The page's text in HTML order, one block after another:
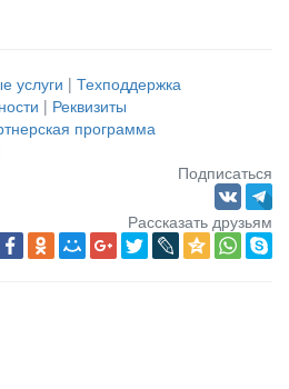
услуги | Техподдержка
| Реквизиты
программа
Подписаться
Рассказать друзьям